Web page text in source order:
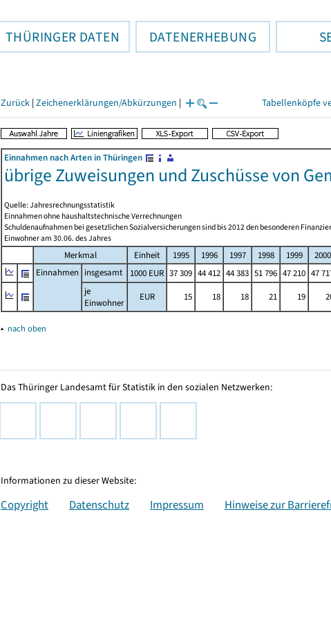
THÜRINGER DATEN DATENERHEBUNG
Zurück | Zeichenerklärungen/Abkürzungen | Tabellenköpfe
Einnahmen nach Arten in Thüringen
übrige Zuweisungen und Zuschüsse von
Quelle: Jahresrechnungsstatistik
Einnahmen ohne haushaltstechnische Verrechnungen
Schuldenaufnahmen bei gesetzlichen Sozialversicherungen sind bis 2012 den besonderen
Einwohner am 30.06. des Jahres
Merkmal Einheit 1995 1996 1997 1998 1999 2000
Einnahmen insgesamt 1000 EUR 37 309 44 412 44 383 51 796 47 210 47
je
Einwohner
EUR 15 18 18 21 19
▴ nach oben
Das Thüringer Landesamt für Statistik in den sozialen Netzwerken:
Informationen zu dieser Website:
Copyright Datenschutz Impressum Hinweise zur